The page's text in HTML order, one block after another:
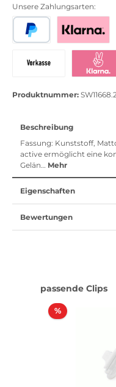
Unsere Zahlungsarten:
Produktnummer:
Beschreibung
Fassung: Kunststoff,
active ermöglicht eine
Gelän… Mehr
Eigenschaften
Bewertungen
Produktgalerie
passende Clips
%Rabatt